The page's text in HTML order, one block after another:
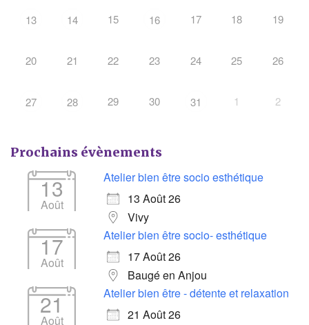
13 14 15 16 17 18 19
20 21 22 23 24 25 26
27 28 29 30 31 1 2
Prochains évènements
13
Août
Atelier bien être socio esthétique
13 Août 26
Vivy
17
Août
Atelier bien être socio- esthétique
17 Août 26
Baugé en Anjou
21
Août
Atelier bien être - détente et relaxation
21 Août 26